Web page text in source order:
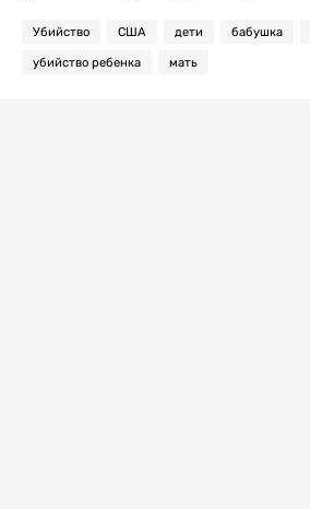
Убийство США дети бабушка
убийство ребенка мать